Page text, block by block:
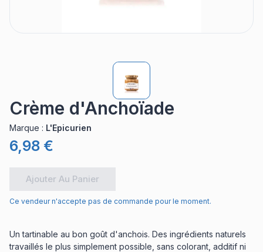
Crème d'Anchoïade
Marque : L'Epicurien
6,98 €
Ajouter Au Panier
Ce vendeur n'accepte pas de commande pour le moment.
Un tartinable au bon goût d'anchois. Des ingrédients naturels
travaillés le plus simplement possible, sans colorant, additif ni